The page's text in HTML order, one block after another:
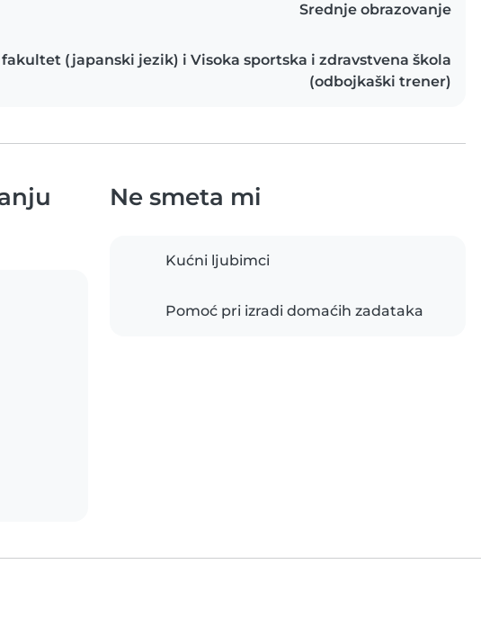
Srednje obrazovanje
(japanski jezik) i Visoka sportska i zdravstvena škola
(odbojkaški trener)
Ne smeta mi
Kućni ljubimci
Pomoć pri izradi domaćih zadataka